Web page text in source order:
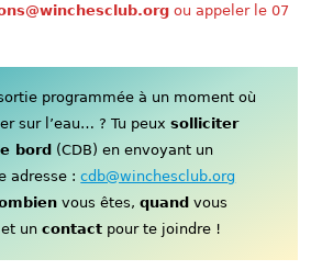
ou appeler le 07
programmée à un moment où
sur l’eau… ? Tu peuxsolliciter
bord (CDB) en envoyant un
adresse :cdb@winchesclub.org
vous êtes,quand vous
et uncontact pour te joindre !